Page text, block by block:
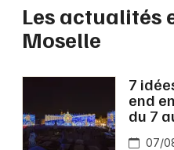
Les actualités
Moselle
7
end
du 7
07/